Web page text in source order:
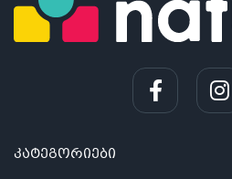
კატეგორიები